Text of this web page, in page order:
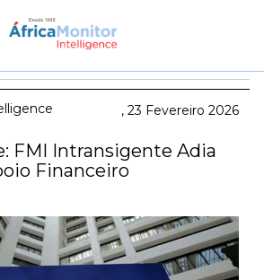
23 Fevereiro 2026
FMI Intransigente Adia
Financeiro